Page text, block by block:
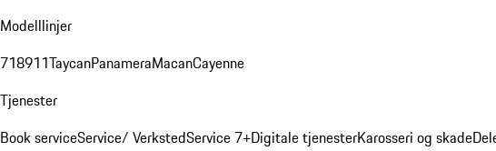
Modelllinjer
718911TaycanPanameraMacanCayenne
Tjenester
Book serviceService/ VerkstedService 7+Digitale tjenesterKarosseri og skade